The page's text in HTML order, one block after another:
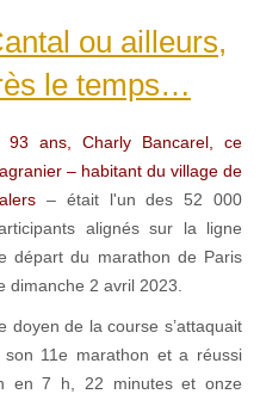
ou ailleurs,
le temps…
93 ans, Charly Bancarel, ce
– habitant du village de
– était l'un des 52 000
alignés sur la ligne
départ du marathon de Paris
dimanche 2 avril 2023.
doyen de la course s’attaquait
son 11e marathon et a réussi
en 7 h, 22 minutes et onze